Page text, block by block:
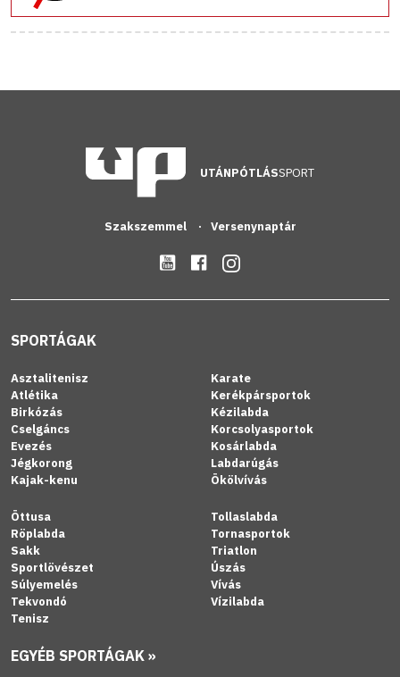
UTÁNPÓTLÁSSPORT
Szakszemmel Versenynaptár
SPORTÁGAK
Asztalitenisz
Atlétika
Birkózás
Cselgáncs
Evezés
Jégkorong
Kajak-kenu
Karate
Kerékpársportok
Kézilabda
Korcsolyasportok
Kosárlabda
Labdarúgás
Ökölvívás
Öttusa
Röplabda
Sakk
Sportlövészet
Súlyemelés
Tekvondó
Tenisz
Tollaslabda
Tornasportok
Triatlon
Úszás
Vívás
Vízilabda
EGYÉB SPORTÁGAK »